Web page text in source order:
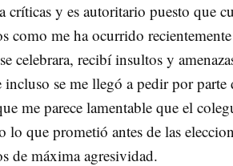
y es autoritario puesto que
como me ha ocurrido
celebrara, recibí insultos y
se me llegó a pedir por
me parece lamentable que el
que prometió antes de las
de máxima agresividad.